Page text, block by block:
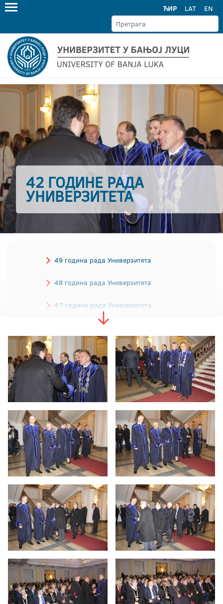
ЋИР LAT EN
42 ГОДИНЕ РАДА
УНИВЕРЗИТЕТА
49 година рада Универзитета
48 година рада Универзитета
47 година рада Универзитета
46 година рада Универзитета
45 година рада Универзитета
44 године рада Универзитета
43 године рада Универзитета
42 године рада Универзитета
41 година рада Универзитета
40 година рада Универзитета
39 година рада Универзитета